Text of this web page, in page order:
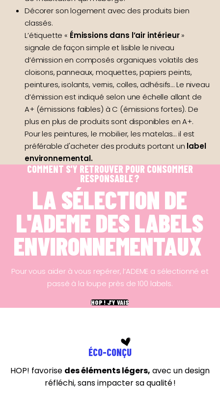
Décorer son logement avec des produits bien
classés.
L’étiquette « Émissions dans l’air intérieur»
signale de façon simple et lisible le niveau
d’émission en composés organiques volatils des
cloisons, panneaux, moquettes, papiers peints,
peintures, isolants, vernis, colles, adhésifs… Le niveau
d’émission est indiqué selon une échelle allant de
A+ (émissions faibles) à C (émissions fortes). De
plus en plus de produits sont disponibles en A+.
Pour les peintures, le mobilier, les matelas… il est
préférable d'acheter des produits portant un label
environnemental.
COMMENT S'Y RETROUVER POUR CONSOMMER
RESPONSABLE ?
LA SÉLECTION DE
L'ADEME DES LABELS
ENVIRONNEMENTAUX
Pour vous aider à vous repérer, l’ADEME a sélectionné et
passé à la loupe près de 100 labels.
HOP ! J'Y VAIS
ÉCO-CONÇU
HOP! favorise des éléments légers, avec un design
réfléchi, sans impacter sa qualité !